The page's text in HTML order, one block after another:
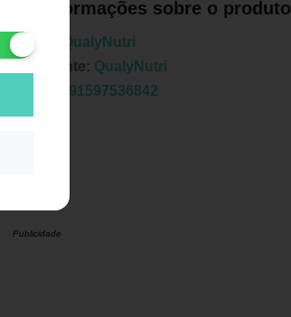
Informações sobre o produto
Marca:
QualyNutri
Fabricante: QualyNutri
7891597536842
Publicidade